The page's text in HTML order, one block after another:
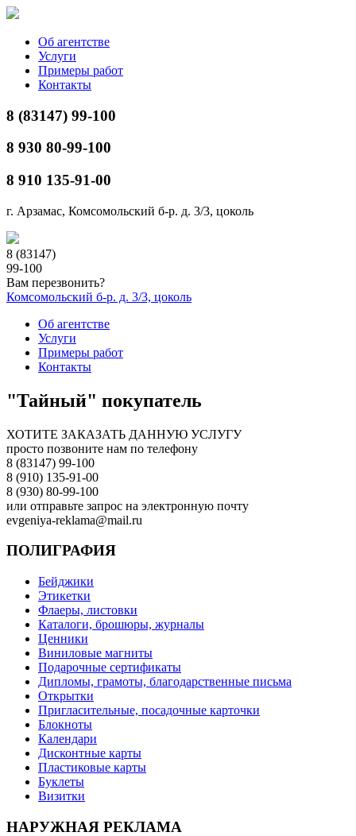
Об агентстве
Услуги
Примеры работ
Контакты
8 (83147) 99-100
8 930 80-99-100
8 910 135-91-00
г. Арзамас, Комсомольский б-р. д. 3/3, цоколь
8 (83147)
99-100
Вам перезвонить?
Комсомольский б-р. д. 3/3, цоколь
Об агентстве
Услуги
Примеры работ
Контакты
"Тайный" покупатель
ХОТИТЕ ЗАКАЗАТЬ ДАННУЮ УСЛУГУ
просто позвоните нам по телефону
8 (83147) 99-100
8 (910) 135-91-00
8 (930) 80-99-100
или отправьте запрос на электронную почту
evgeniya-reklama@mail.ru
ПОЛИГРАФИЯ
Бейджики
Этикетки
Флаеры, листовки
Каталоги, брошюры, журналы
Ценники
Виниловые магниты
Подарочные сертификаты
Дипломы, грамоты, благодарственные письма
Открытки
Пригласительные, посадочные карточки
Блокноты
Календари
Дисконтные карты
Пластиковые карты
Буклеты
Визитки
НАРУЖНАЯ РЕКЛАМА